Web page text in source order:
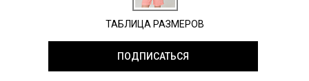
ТАБЛИЦА РАЗМЕРОВ
ПОДПИСАТЬСЯ